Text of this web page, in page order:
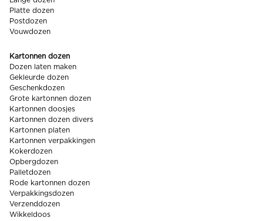
Platte dozen
Postdozen
Vouwdozen
Kartonnen dozen
Dozen laten maken
Gekleurde dozen
Geschenkdozen
Grote kartonnen dozen
Kartonnen doosjes
Kartonnen dozen divers
Kartonnen platen
Kartonnen verpakkingen
Kokerdozen
Opbergdozen
Palletdozen
Rode kartonnen dozen
Verpakkingsdozen
Verzenddozen
Wikkeldoos